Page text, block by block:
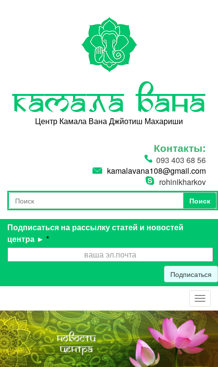
Камала Вана
Центр Камала Вана Джйотиш Махариши
Контакты:
093 403 68 56
kamalavana108@gmail.com
rohinikharkov
Форма поиска
Поиск
Поиск
Подписаться на рассылку статей и новостей
центра ► *
Подписаться